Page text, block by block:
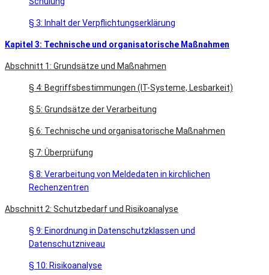
§ 3: Inhalt der Verpflichtungserklärung
Kapitel 3: Technische und organisatorische Maßnahmen
Abschnitt 1: Grundsätze und Maßnahmen
§ 4: Begriffsbestimmungen (IT-Systeme, Lesbarkeit)
§ 5: Grundsätze der Verarbeitung
§ 6: Technische und organisatorische Maßnahmen
§ 7: Überprüfung
§ 8: Verarbeitung von Meldedaten in kirchlichen
Rechenzentren
Abschnitt 2: Schutzbedarf und Risikoanalyse
§ 9: Einordnung in Datenschutzklassen und
Datenschutzniveau
§ 10: Risikoanalyse